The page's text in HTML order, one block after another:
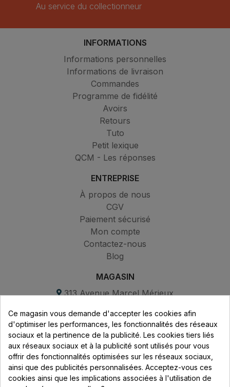
Au service du collectionneur
INFORMATIONS
Informations personnelles
Informations de livraison
Commandes
Programme de fidélité
Avoirs
Retours
Tuto
Petit lexique
QCM - Les réponses
ENTREPRISE
À propos de nous
CGV
Paiement sécurisé
Mon compte
Contactez-nous
Blog
MAGASIN
313 Avenue Marcel Mérieux
69530 Brignais
Lundi au vendredi :
8h - 16h
uniquement sur Rendez-vous
Ce magasin vous demande d'accepter les cookies afin
d'optimiser les performances, les fonctionnalités des réseaux
sociaux et la pertinence de la publicité. Les cookies tiers liés
aux réseaux sociaux et à la publicité sont utilisés pour vous
offrir des fonctionnalités optimisées sur les réseaux sociaux,
ainsi que des publicités personnalisées. Acceptez-vous ces
cookies ainsi que les implications associées à l'utilisation de